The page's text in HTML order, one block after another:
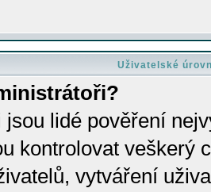
Uživatelské
lidé pověření
kontrolovat veškerý
vytváření